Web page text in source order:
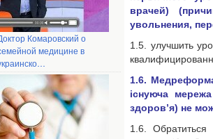
Комаровский о
медицине в
врачей)
увольнения,
1.5. улучшить
1.6.
існуюча
здоров’я) не
1.6.